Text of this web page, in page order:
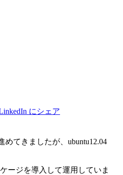
てきましたが、ubuntu12.04
ージを導入して運用していま